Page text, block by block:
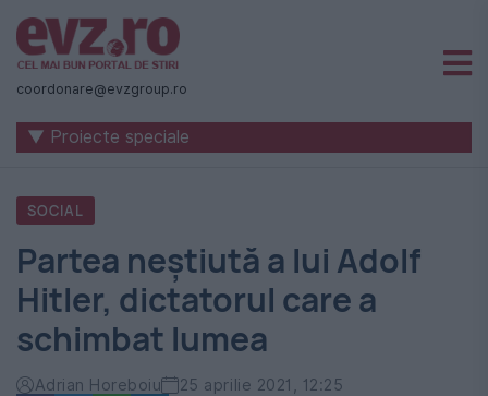
Știri
naționale
internaționale
România
-
Evenimentul
Zilei
coordonare@evzgroup.ro
▼ Proiecte speciale
SOCIAL
Partea neștiută a lui Adolf
Hitler, dictatorul care a
schimbat lumea
Adrian Horeboiu 25 aprilie 2021, 12:25